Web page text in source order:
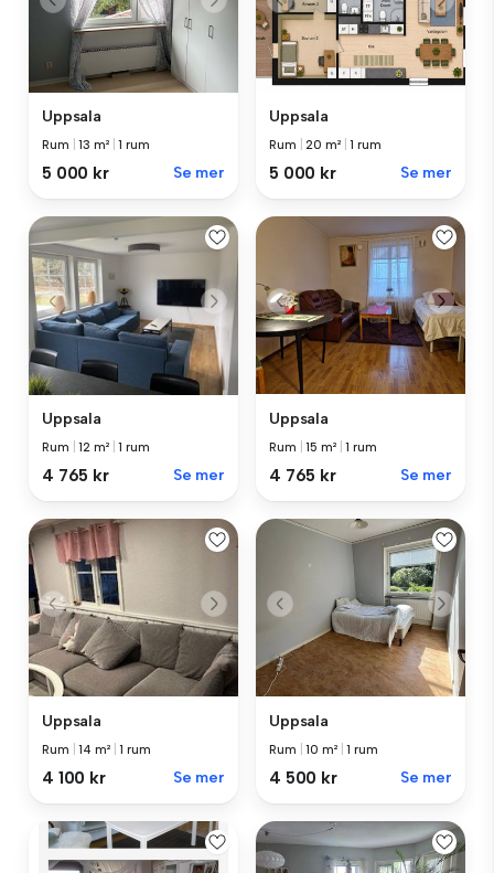
Uppsala
Rum |13 m² |1 rum
5 000 kr Se mer
Uppsala
Rum |20 m² |1 rum
5 000 kr Se mer
Uppsala
Rum |12 m² |1 rum
4 765 kr Se mer
Uppsala
Rum |15 m² |1 rum
4 765 kr Se mer
Uppsala
Rum |14 m² |1 rum
4 100 kr Se mer
Uppsala
Rum |10 m² |1 rum
4 500 kr Se mer